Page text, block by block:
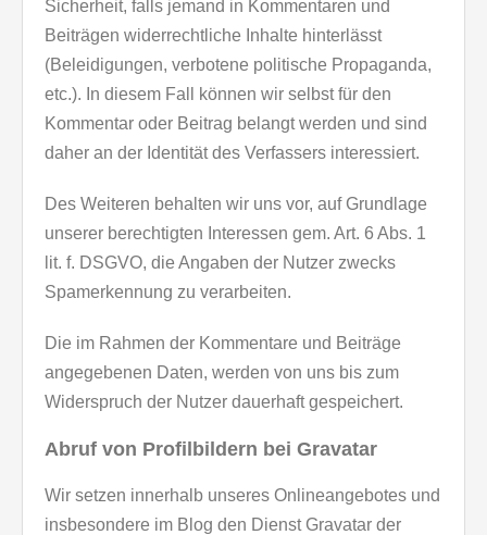
Sicherheit, falls jemand in Kommentaren und
Beiträgen widerrechtliche Inhalte hinterlässt
(Beleidigungen, verbotene politische Propaganda,
etc.). In diesem Fall können wir selbst für den
Kommentar oder Beitrag belangt werden und sind
daher an der Identität des Verfassers interessiert.
Des Weiteren behalten wir uns vor, auf Grundlage
unserer berechtigten Interessen gem. Art. 6 Abs. 1
lit. f. DSGVO, die Angaben der Nutzer zwecks
Spamerkennung zu verarbeiten.
Die im Rahmen der Kommentare und Beiträge
angegebenen Daten, werden von uns bis zum
Widerspruch der Nutzer dauerhaft gespeichert.
Abruf von Profilbildern bei Gravatar
Wir setzen innerhalb unseres Onlineangebotes und
insbesondere im Blog den Dienst Gravatar der